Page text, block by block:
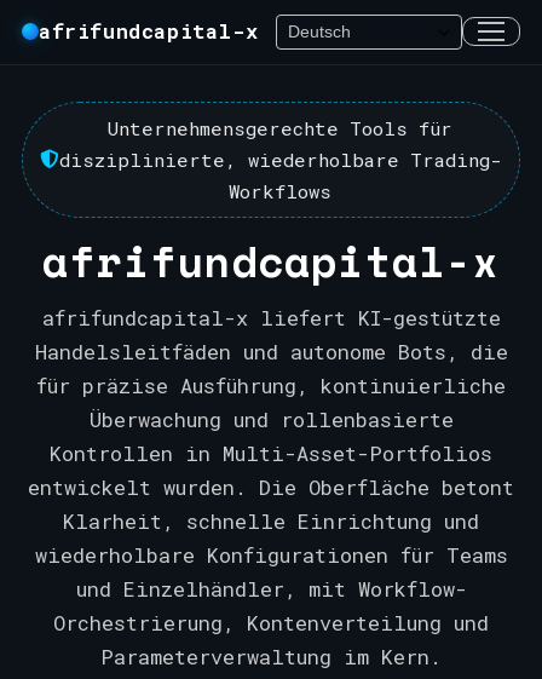
afrifundcapital-x
Unternehmensgerechte Tools für
disziplinierte, wiederholbare Trading-
Workflows
afrifundcapital-x
afrifundcapital-x liefert KI-gestützte
Handelsleitfäden und autonome Bots, die
für präzise Ausführung, kontinuierliche
Überwachung und rollenbasierte
Kontrollen in Multi-Asset-Portfolios
entwickelt wurden. Die Oberfläche betont
Klarheit, schnelle Einrichtung und
wiederholbare Konfigurationen für Teams
und Einzelhändler, mit Workflow-
Orchestrierung, Kontenverteilung und
Parameterverwaltung im Kern.